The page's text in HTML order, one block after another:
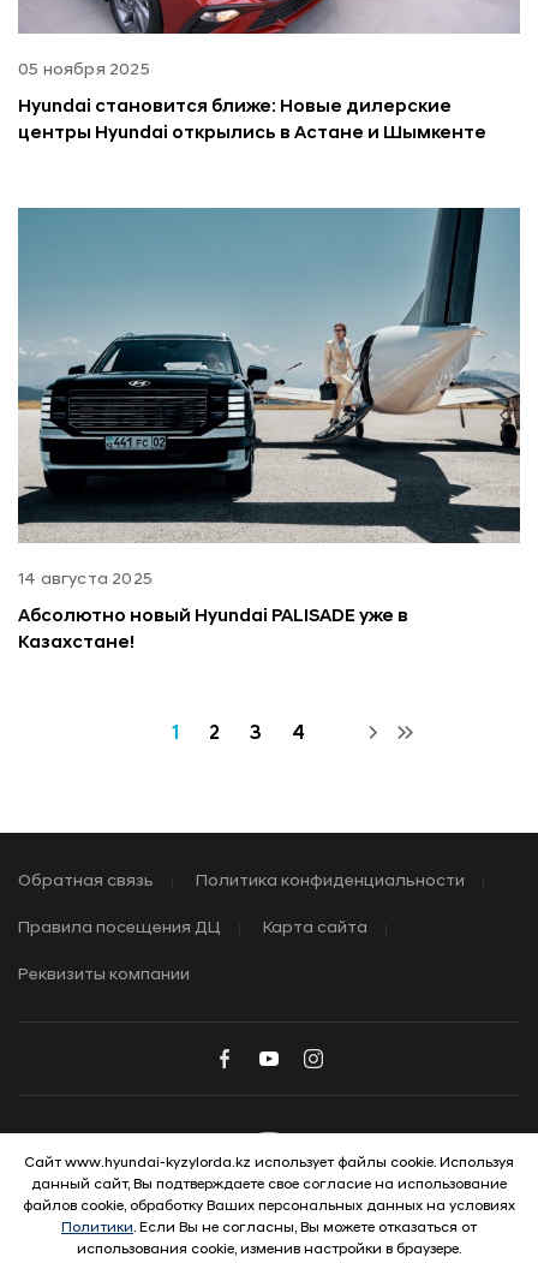
05 ноября 2025
Hyundai становится ближе: Новые дилерские
центры Hyundai открылись в Астане и Шымкенте
14 августа 2025
Абсолютно новый Hyundai PALISADE уже в
Казахстане!
1 2 3 4
Обратная связь Политика конфиденциальности
Правила посещения ДЦ Карта сайта
Реквизиты компании
© 2026 Hyundai Motor Company
Сайт www.hyundai-kyzylorda.kz использует файлы cookie. Используя
данный сайт, Вы подтверждаете свое согласие на использование
файлов cookie, обработку Ваших персональных данных на условиях
Политики. Если Вы не согласны, Вы можете отказаться от
использования cookie, изменив настройки в браузере.